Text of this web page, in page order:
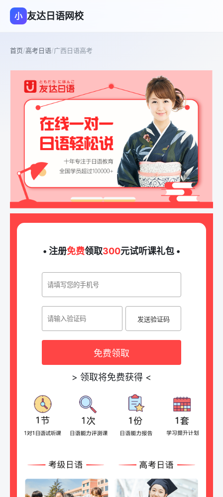
小 友达日语网校
首页/高考日语/广西日语高考
• 注册免费领取300元试听课礼包 •
发送验证码
免费领取
> 领取将免费获得 <